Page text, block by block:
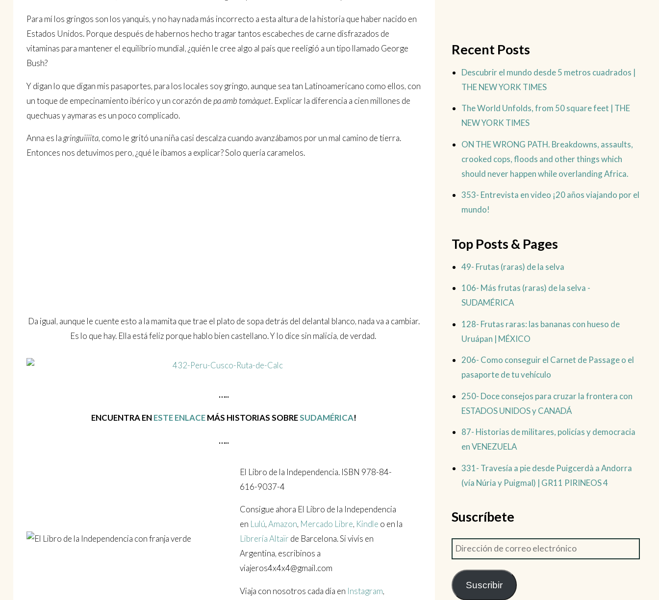
Para mí los gringos son los yanquis, y no hay nada más incorrecto a esta altura de la historia que haber nacido en
Estados Unidos. Porque después de habernos hecho tragar tantos escabeches de carne disfrazados de
vitaminas para mantener el equilibrio mundial, ¿quién le cree algo al país que reeligió a un tipo llamado George
Bush?
Y digan lo que digan mis pasaportes, para los locales soy gringo, aunque sea tan Latinoamericano como ellos, con
un toque de empecinamiento ibérico y un corazón de pa amb tomàquet. Explicar la diferencia a cien millones de
quechuas y aymaras es un poco complicado.
Anna es lagringuiiiita, como le gritó una niña casi descalza cuando avanzábamos por un mal camino de tierra.
Entonces nos detuvimos pero, ¿qué le íbamos a explicar? Solo quería caramelos.
Da igual, aunque le cuente esto a la mamita que trae el plato de sopa detrás del delantal blanco, nada va a cambiar.
Es lo que hay. Ella está feliz porque hablo bien castellano. Y lo dice sin malicia, de verdad.
…..
ENCUENTRA ENESTE ENLACEMÁS HISTORIAS SOBRESUDAMÉRICA!
…..
El Libro de la Independencia. ISBN 978-84-
616-9037-4
Consigue ahora El Libro de la Independencia
en Lulú,Amazon, Mercado Libre, Kindle o en la
Librería Altaïr de Barcelona. Si vivís en
Argentina, escribinos a
viajeros4x4x4@gmail.com
Viaja con nosotros cada día en Instagram,
Recent Posts
Descubrir el mundo desde 5 metros cuadrados |
THE NEW YORK TIMES
The World Unfolds, from 50 square feet | THE
NEW YORK TIMES
ON THE WRONG PATH. Breakdowns, assaults,
crooked cops, floods and other things which
should never happen while overlanding Africa.
353- Entrevista en video ¡20 años viajando por el
mundo!
Top Posts & Pages
49- Frutas (raras) de la selva
106- Más frutas (raras) de la selva -
SUDAMÉRICA
128- Frutas raras: las bananas con hueso de
Uruápan | MÉXICO
206- Como conseguir el Carnet de Passage o el
pasaporte de tu vehículo
250- Doce consejos para cruzar la frontera con
ESTADOS UNIDOS y CANADÁ
87- Historias de militares, policías y democracia
en VENEZUELA
331- Travesía a pie desde Puigcerdà a Andorra
(vía Núria y Puigmal) | GR11 PIRINEOS 4
Suscríbete
Suscribir